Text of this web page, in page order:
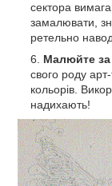
сектора
замалювати,
ретельно
Малюйте
свого роду
кольорів.
надихають!